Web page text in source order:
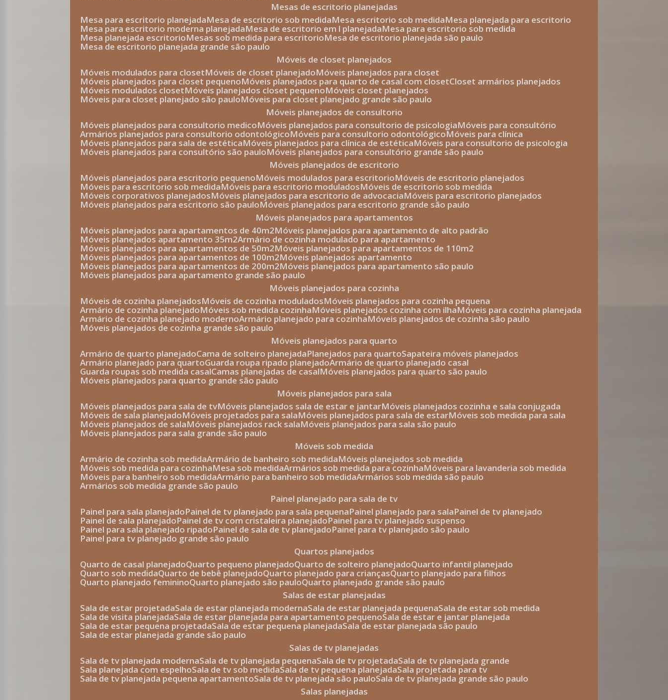
mesas de escritorio planejadas
mesa para escritorio planejada
mesa de escritorio sob medida mesa escritorio sob medida mesa planejada para escritorio
mesa para escritorio moderna planejada mesa de escritorio em l planejada mesa para escritorio sob medida
mesa planejada escritorio mesas sob medida para escritorio mesa de escritorio planejada são paulo
mesa de escritorio planejada grande são paulo
móveis de closet planejados
móveis modulados para closet
móveis de closet planejado móveis planejados para closet
móveis planejados para closet pequeno móveis planejados para quarto de casal com closet closet armários planejados
móveis modulados closet móveis planejados closet pequeno móveis closet planejados
móveis para closet planejado são paulo
móveis para closet planejado grande são paulo
móveis planejados de consultorio
móveis planejados para consultorio medico
móveis planejados para consultorio de psicologia móveis para consultório
armários planejados para consultorio odontológico móveis para consultorio odontológico móveis para clínica
móveis planejados para sala de estética móveis planejados para clínica de estética móveis para consultorio de psicologia
móveis planejados para consultório são paulo
móveis planejados para consultório grande são paulo
móveis planejados de escritorio
móveis planejados para escritorio pequeno
móveis modulados para escritorio móveis de escritorio planejados
móveis para escritorio sob medida móveis para escritorio modulados móveis de escritorio sob medida
móveis corporativos planejados móveis planejados para escritorio de advocacia móveis para escritorio planejados
móveis planejados para escritorio são paulo
móveis planejados para escritorio grande são paulo
móveis planejados para apartamentos
móveis planejados para apartamentos de 40m2
móveis planejados para apartamento de alto padrão
móveis planejados apartamento 35m2 armário de cozinha modulado para apartamento
móveis planejados para apartamentos de 50m2 móveis planejados para apartamentos de 110m2
móveis planejados para apartamentos de 100m2 móveis planejados apartamento
móveis planejados para apartamentos de 200m2 móveis planejados para apartamento são paulo
móveis planejados para apartamento grande são paulo
móveis planejados para cozinha
móveis de cozinha planejados
móveis de cozinha modulados móveis planejados para cozinha pequena
armário de cozinha planejado móveis sob medida cozinha móveis planejados cozinha com ilha móveis para cozinha planejada
armário de cozinha planejado moderno armário planejado para cozinha móveis planejados de cozinha são paulo
móveis planejados de cozinha grande são paulo
móveis planejados para quarto
armário de quarto planejado cama de solteiro planejada planejados para quarto sapateira móveis planejados
armário planejado para quarto guarda roupa ripado planejado armário de quarto planejado casal
guarda roupas sob medida casal camas planejadas de casal móveis planejados para quarto são paulo
móveis planejados para quarto grande são paulo
móveis planejados para sala
móveis planejados para sala de tv
móveis planejados sala de estar e jantar móveis planejados cozinha e sala conjugada
móveis de sala planejado móveis projetados para sala móveis planejados para sala de estar móveis sob medida para sala
móveis planejados de sala móveis planejados rack sala móveis planejados para sala são paulo
móveis planejados para sala grande são paulo
móveis sob medida
armário de cozinha sob medida armário de banheiro sob medida móveis planejados sob medida
móveis sob medida para cozinha mesa sob medida armários sob medida para cozinha móveis para lavanderia sob medida
móveis para banheiro sob medida armário para banheiro sob medida armários sob medida são paulo
armários sob medida grande são paulo
painel planejado para sala de tv
painel para sala planejado painel de tv planejado para sala pequena painel planejado para sala painel de tv planejado
painel de sala planejado painel de tv com cristaleira planejado painel para tv planejado suspenso
painel para sala planejado ripado painel de sala de tv planejado painel para tv planejado são paulo
painel para tv planejado grande são paulo
quartos planejados
quarto de casal planejado
quarto pequeno planejado quarto de solteiro planejado quarto infantil planejado
quarto sob medida quarto de bebê planejado quarto planejado para crianças quarto planejado para filhos
quarto planejado feminino quarto planejado são paulo
quarto planejado grande são paulo
salas de estar planejadas
sala de estar projetada sala de estar planejada moderna sala de estar planejada pequena sala de estar sob medida
sala de visita planejada sala de estar planejada para apartamento pequeno sala de estar e jantar planejada
sala de estar pequena projetada sala de estar pequena planejada sala de estar planejada são paulo
sala de estar planejada grande são paulo
salas de tv planejadas
sala de tv planejada moderna sala de tv planejada pequena sala de tv projetada sala de tv planejada grande
sala planejada com espelho sala de tv sob medida sala de tv pequena planejada sala projetada para tv
sala de tv planejada pequena apartamento sala de tv planejada são paulo sala de tv planejada grande são paulo
salas planejadas